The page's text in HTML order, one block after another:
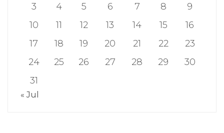
3
4 5 6 7 8
9
10
11 12 13 14 15
16
17
18 19 20 21 22
23
24
25 26 27 28 29
30
31
« Jul